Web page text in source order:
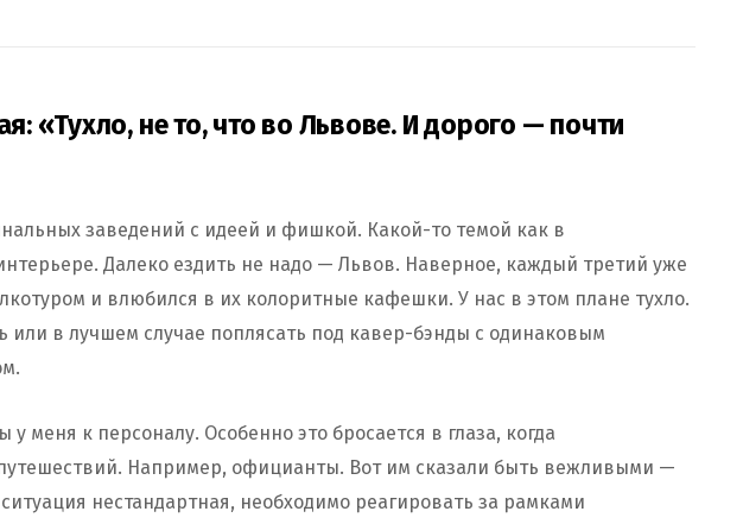
«Тухло, не то, что во Львове. И дорого — почти
заведений с идеей и фишкой. Какой-то темой как в
Далеко ездить не надо — Львов. Наверное, каждый третий уже
и влюбился в их колоритные кафешки. У нас в этом плане тухло.
или в лучшем случае поплясать под кавер-бэнды с одинаковым
меня к персоналу. Особенно это бросается в глаза, когда
Например, официанты. Вот им сказали быть вежливыми —
нестандартная, необходимо реагировать за рамками